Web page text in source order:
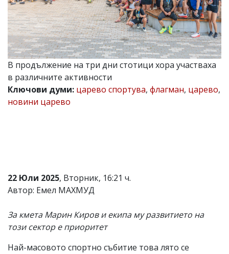
Катя
Касабова,
еmail:k.kassabova@flagman.bg
Главен
редактор:
Иван
Колев,
email:
office@flagman.bg
Коментарите
редакцията
не
носи
за
тях!
Ако
откриете
обиден
В продължение на три дни стотици хора участваха
в различните активности
Ключови думи: царево спортува, флагман, царево,
новини царево
22 Юли 2025, Вторник, 16:21 ч.
Автор: Емел МАХМУД
За кмета Марин Киров и екипа му развитието на
този сектор е приоритет
Най-масовото спортно събитие това лято се